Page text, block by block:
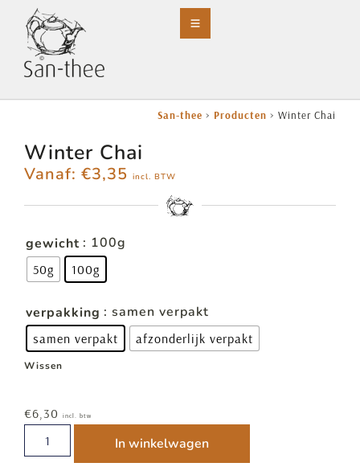
San-thee > Producten > Winter Chai
Winter Chai
Vanaf: €3,35 incl. BTW
gewicht : 100g
50g 100g
verpakking : samen verpakt
samen verpakt afzonderlijk verpakt
Wissen
€6,30 incl. btw
In winkelwagen